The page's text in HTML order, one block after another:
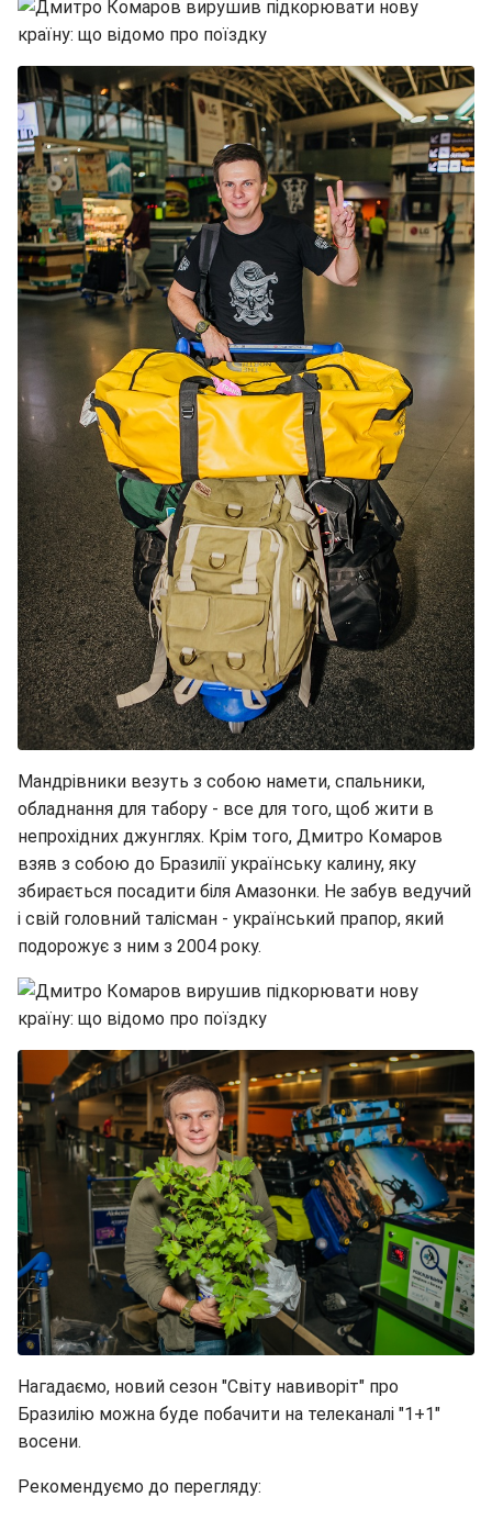
Мандрівники везуть з собою намети, спальники,
обладнання для табору - все для того, щоб жити в
непрохідних джунглях. Крім того, Дмитро Комаров
взяв з собою до Бразилії українську калину, яку
збирається посадити біля Амазонки. Не забув ведучий
і свій головний талісман - український прапор, який
подорожує з ним з 2004 року.
Нагадаємо, новий сезон "Світу навиворіт" про
Бразилію можна буде побачити на телеканалі "1+1"
восени.
Рекомендуємо до перегляду: